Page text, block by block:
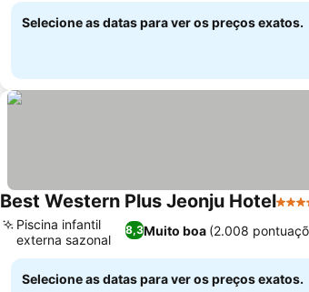
Selecione as datas para ver os preços exatos.
Best Western Plus Jeonju Hotel4
8,3Muito boa (2.008
Piscina infantil
externa sazonal
Selecione as datas para ver os preços exatos.